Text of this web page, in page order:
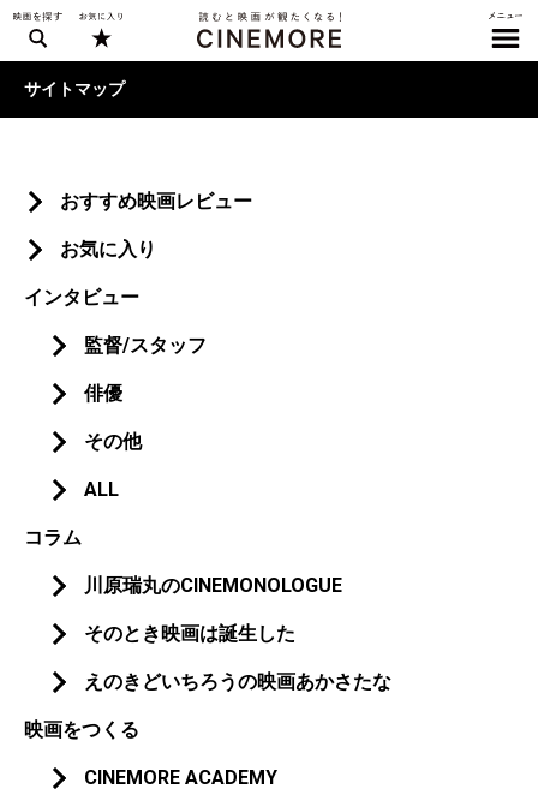
サイトマップ
おすすめ映画レビュー
お気に入り
インタビュー
監督/スタッフ
俳優
その他
ALL
コラム
川原瑞丸のCINEMONOLOGUE
そのとき映画は誕生した
えのきどいちろうの映画あかさたな
映画をつくる
CINEMORE ACADEMY